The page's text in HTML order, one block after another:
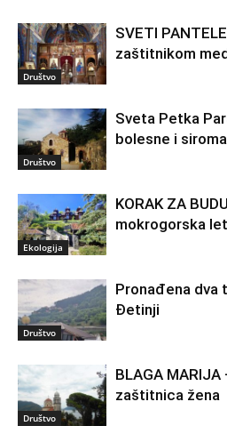
Društvo
SVETI
zaštitnikom
Društvo
Sveta Petka
bolesne i
Ekologija
KORAK ZA
mokrogorska
Društvo
Pronađena dva
Đetinji
Društvo
BLAGA
zaštitnica žena